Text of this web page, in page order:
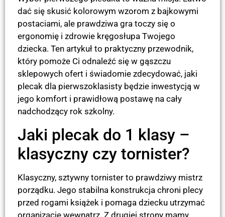
dać się skusić kolorowym wzorom z bajkowymi
postaciami, ale prawdziwa gra toczy się o
ergonomię i zdrowie kręgosłupa Twojego
dziecka. Ten artykuł to praktyczny przewodnik,
który pomoże Ci odnaleźć się w gąszczu
sklepowych ofert i świadomie zdecydować, jaki
plecak dla pierwszoklasisty będzie inwestycją w
jego komfort i prawidłową postawę na cały
nadchodzący rok szkolny.
Jaki plecak do 1 klasy –
klasyczny czy tornister?
Klasyczny, sztywny tornister to prawdziwy mistrz
porządku. Jego stabilna konstrukcja chroni plecy
przed rogami książek i pomaga dziecku utrzymać
organizację wewnątrz. Z drugiej strony mamy